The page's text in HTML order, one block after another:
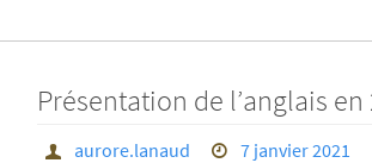
Présentation de l’anglais en
aurore.lanaud 7 janvier 2021